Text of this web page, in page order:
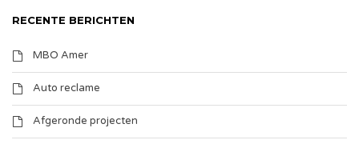
RECENTE BERICHTEN
MBO Amer
Auto reclame
Afgeronde projecten